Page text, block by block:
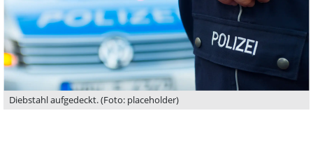
Diebstahl aufgedeckt. (Foto: placeholder)